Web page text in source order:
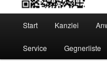
Start Kanzlei
Service Gegnerliste